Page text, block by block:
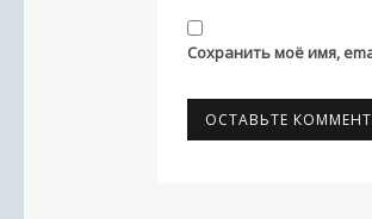
Сохранить моё имя,